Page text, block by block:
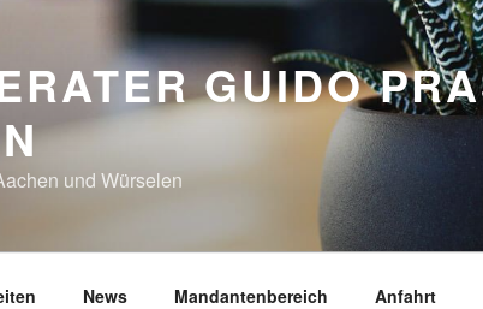
GUIDO
und Würselen
News Mandantenbereich Anfahrt